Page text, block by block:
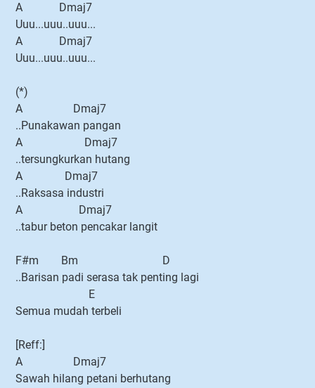
A Dmaj7
Uuu...uuu..uuu...
A Dmaj7
Uuu...uuu..uuu...
(*)
A Dmaj7
..Punakawan pangan
A Dmaj7
..tersungkurkan hutang
A Dmaj7
..Raksasa industri
A Dmaj7
..tabur beton pencakar langit
F#m Bm D
..Barisan padi serasa tak penting lagi
E
Semua mudah terbeli
[Reff:]
A Dmaj7
Sawah hilang petani berhutang